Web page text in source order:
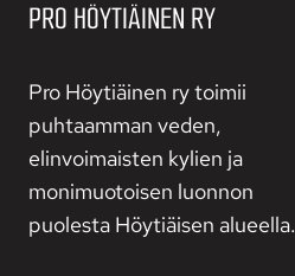
PRO HÖYTIÄINEN RY
Pro Höytiäinen ry toimii
puhtaamman veden,
elinvoimaisten kylien ja
monimuotoisen luonnon
puolesta Höytiäisen alueella.